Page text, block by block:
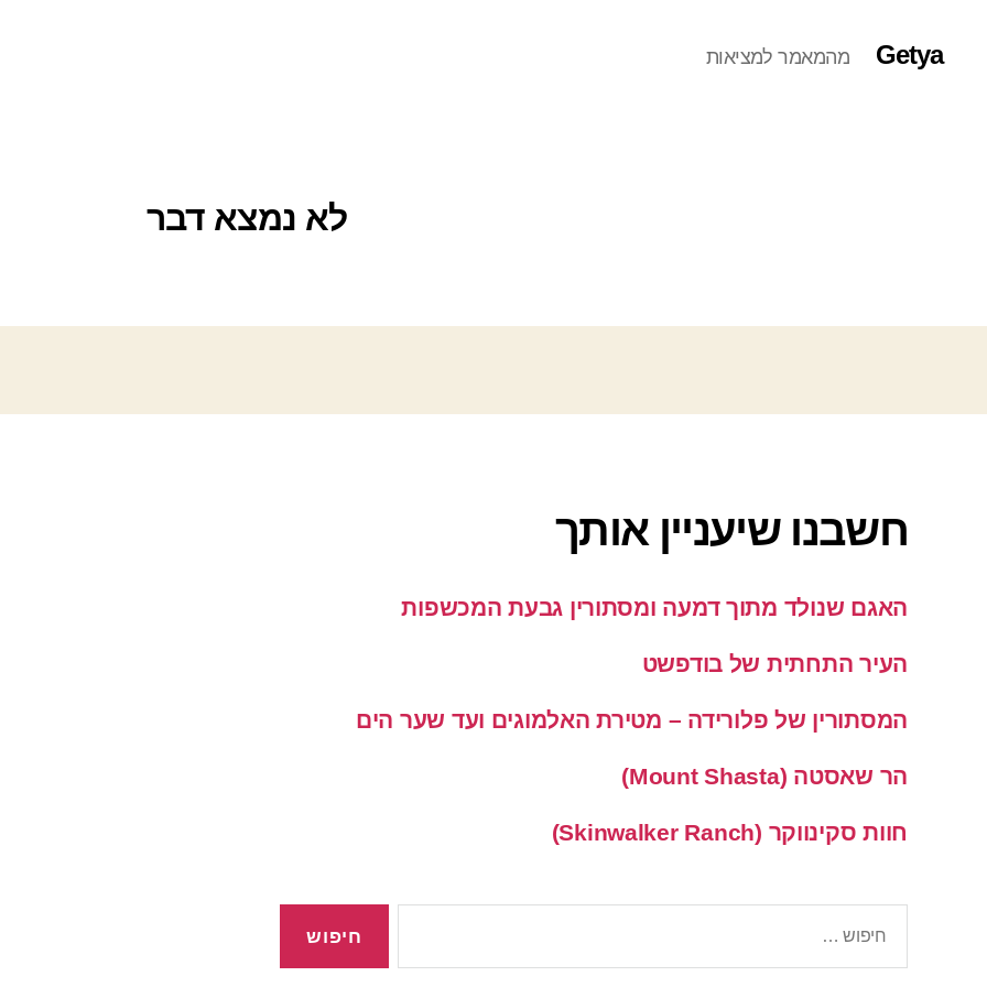
Getya מהמאמר למציאות
לא נמצא דבר
חשבנו שיעניין אותך
האגם שנולד מתוך דמעה ומסתורין גבעת המכשפות
העיר התחתית של בודפשט
המסתורין של פלורידה – מטירת האלמוגים ועד שער הים
הר שאסטה (Mount Shasta)
חוות סקינווקר (Skinwalker Ranch)